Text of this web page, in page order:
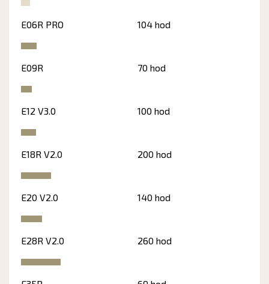
E06R PRO 104 hod
E09R 70 hod
E12 V3.0 100 hod
E18R V2.0 200 hod
E20 V2.0 140 hod
E28R V2.0 260 hod